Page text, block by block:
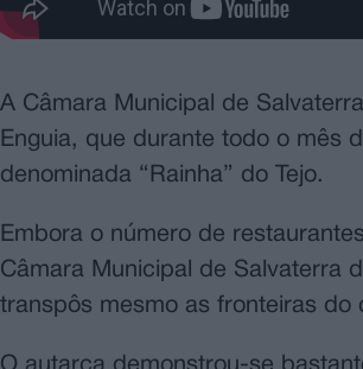
A Câmara Municipal de
Enguia, que durante todo o mês
denominada “Rainha” do Tejo.
Embora o número de
Câmara Municipal de Salvaterra
transpôs mesmo as fronteiras do